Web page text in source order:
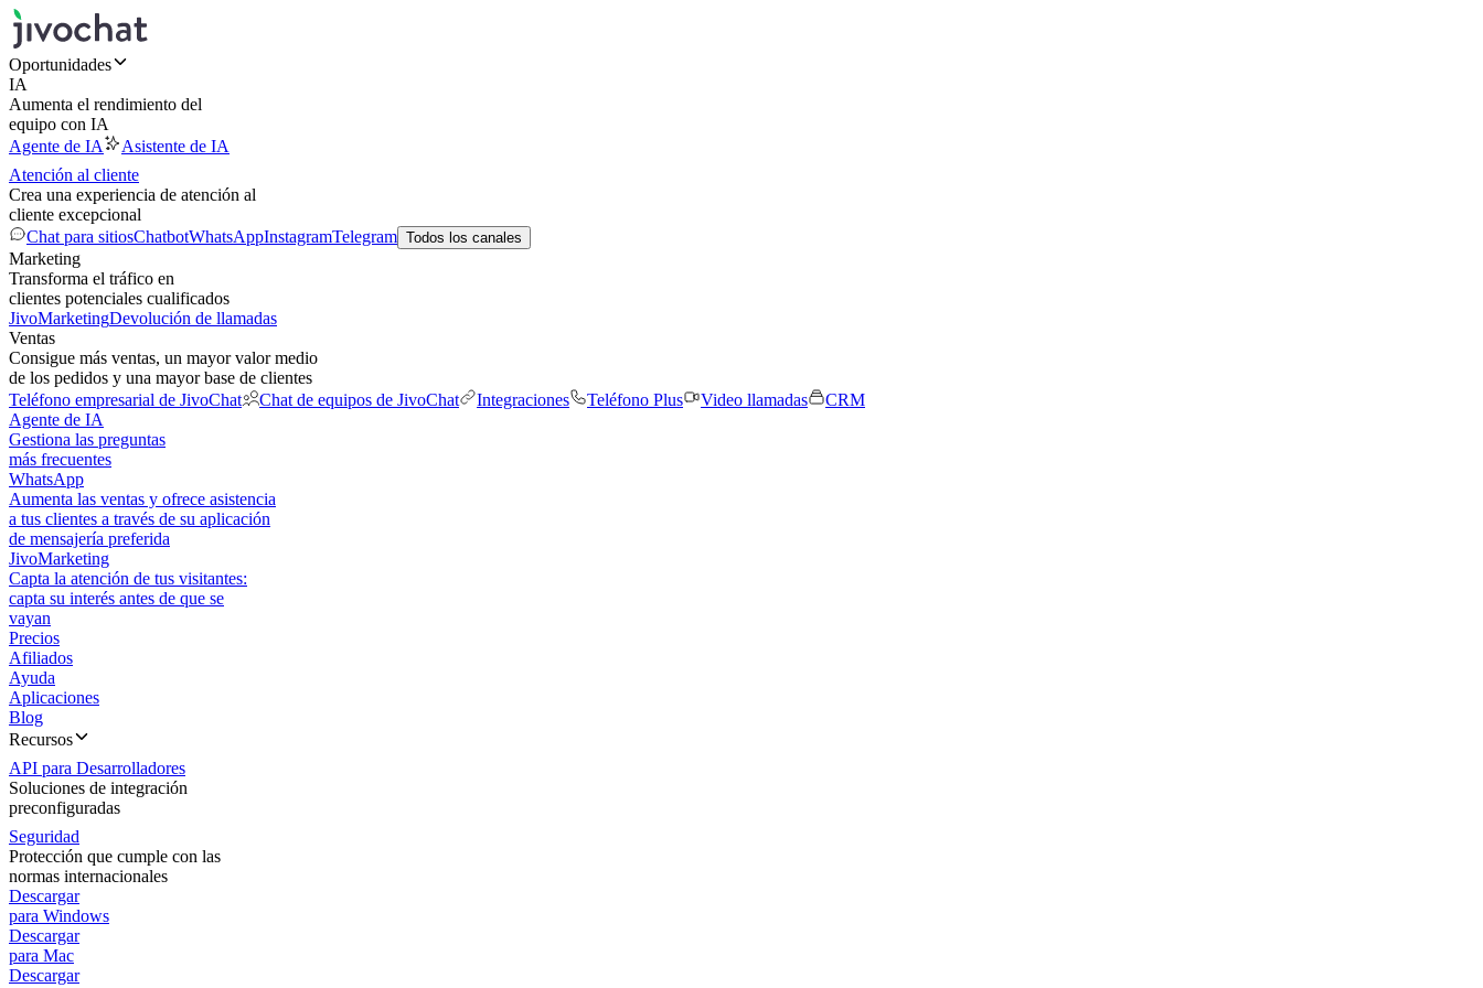
Oportunidades
IA
Aumenta el rendimiento del
equipo con IA
Agente de IA
Asistente de IA
Atención al cliente
Crea una experiencia de atención al
cliente excepcional
Chat para sitiosChatbotWhatsAppInstagramTelegram Todos los canales
Marketing
Transforma el tráfico en
clientes potenciales cualificados
JivoMarketingDevolución de llamadas
Ventas
Consigue más ventas, un mayor valor medio
de los pedidos y una mayor base de clientes
Teléfono empresarial de JivoChat
Chat de equipos de JivoChat Integraciones Teléfono Plus Video llamadas
CRM
Agente de IA
Gestiona las preguntas
más frecuentes
WhatsApp
Aumenta las ventas y ofrece asistencia
a tus clientes a través de su aplicación
de mensajería preferida
JivoMarketing
Capta la atención de tus visitantes:
capta su interés antes de que se
vayan
Precios
Afiliados
Ayuda
Aplicaciones
Blog
Recursos
API para Desarrolladores
Soluciones de integración
preconfiguradas
Seguridad
Protección que cumple con las
normas internacionales
Descargar
para Windows
Descargar
para Mac
Descargar